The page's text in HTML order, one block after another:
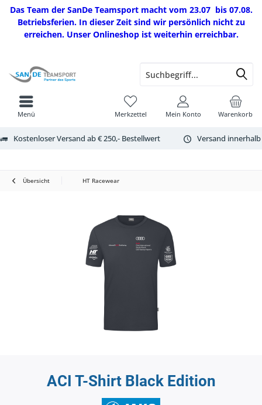
Das Team der SanDe Teamsport macht vom 23.07 bis 07.08.
Betriebsferien. In dieser Zeit sind wir persönlich nicht zu
erreichen. Unser Onlineshop ist weiterhin erreichbar.
Kostenloser Versand ab € 250,- Bestellwert Versand
Warenkorb
Merkzettel Mein Konto
Menü
Übersicht HT Racewear
ACI T-Shirt Black Edition